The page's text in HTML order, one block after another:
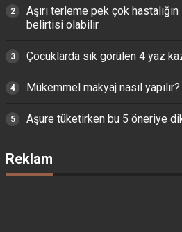
Aşırı terleme pek çok hastalığın
belirtisi olabilir
Çocuklarda sık görülen 4 yaz
Mükemmel makyaj nasıl yapılır?
Aşure tüketirken bu 5 öneriye
Reklam